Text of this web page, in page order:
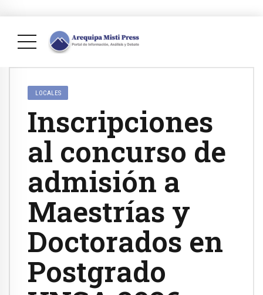
LOCALES
Inscripciones
al concurso de
admisión a
Maestrías y
Doctorados en
Postgrado